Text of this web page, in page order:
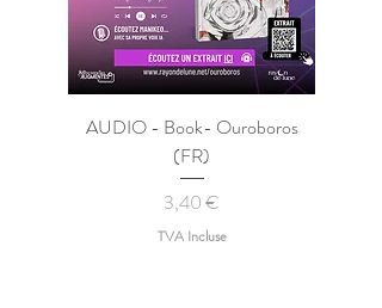
AUDIO - Book- Ouroboros
(FR)
Prix
3,40 €
TVA Incluse